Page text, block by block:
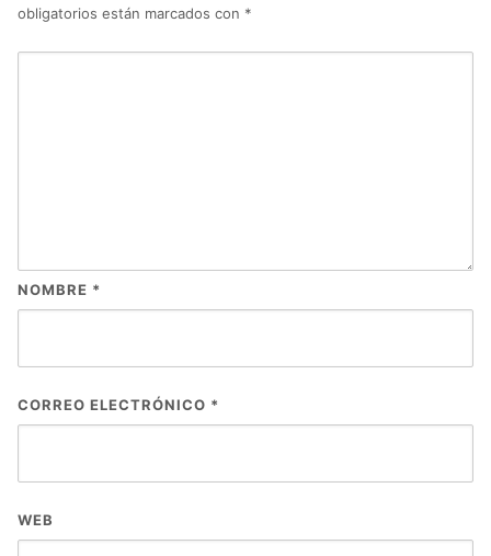
obligatorios están marcados con *
NOMBRE *
CORREO ELECTRÓNICO *
WEB